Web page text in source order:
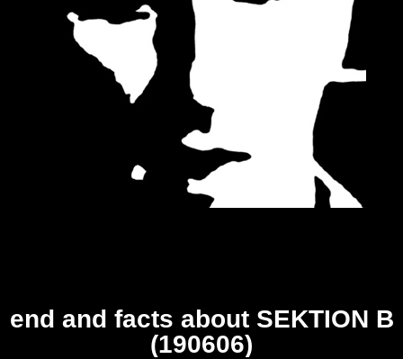
end and facts about SEKTION B
(190606)